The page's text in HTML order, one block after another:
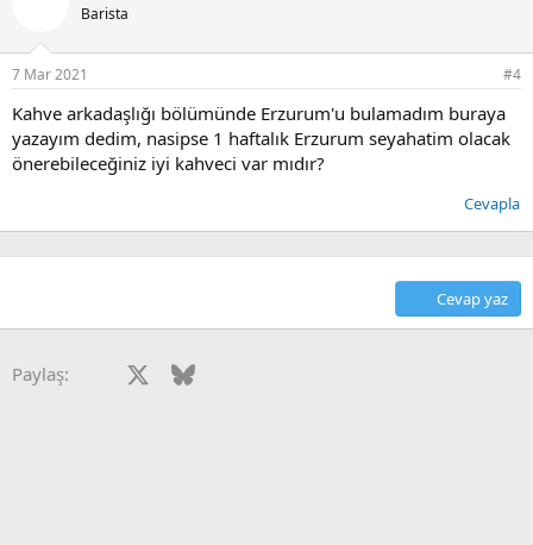
Barista
7 Mar 2021 #4
Kahve arkadaşlığı bölümünde Erzurum'u bulamadım buraya
yazayım dedim, nasipse 1 haftalık Erzurum seyahatim olacak
önerebileceğiniz iyi kahveci var mıdır?
Cevapla
Cevap yaz
Paylaş: Facebook Bluesky